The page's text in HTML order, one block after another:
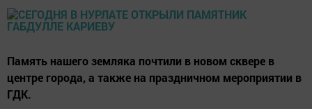
Память нашего земляка почтили в новом сквере в
центре города, а также на праздничном мероприятии в
ГДК.